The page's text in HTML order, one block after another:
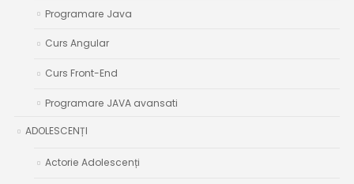
Programare Java
Curs Angular
Curs Front-End
Programare JAVA avansati
ADOLESCENȚI
Actorie Adolescenți